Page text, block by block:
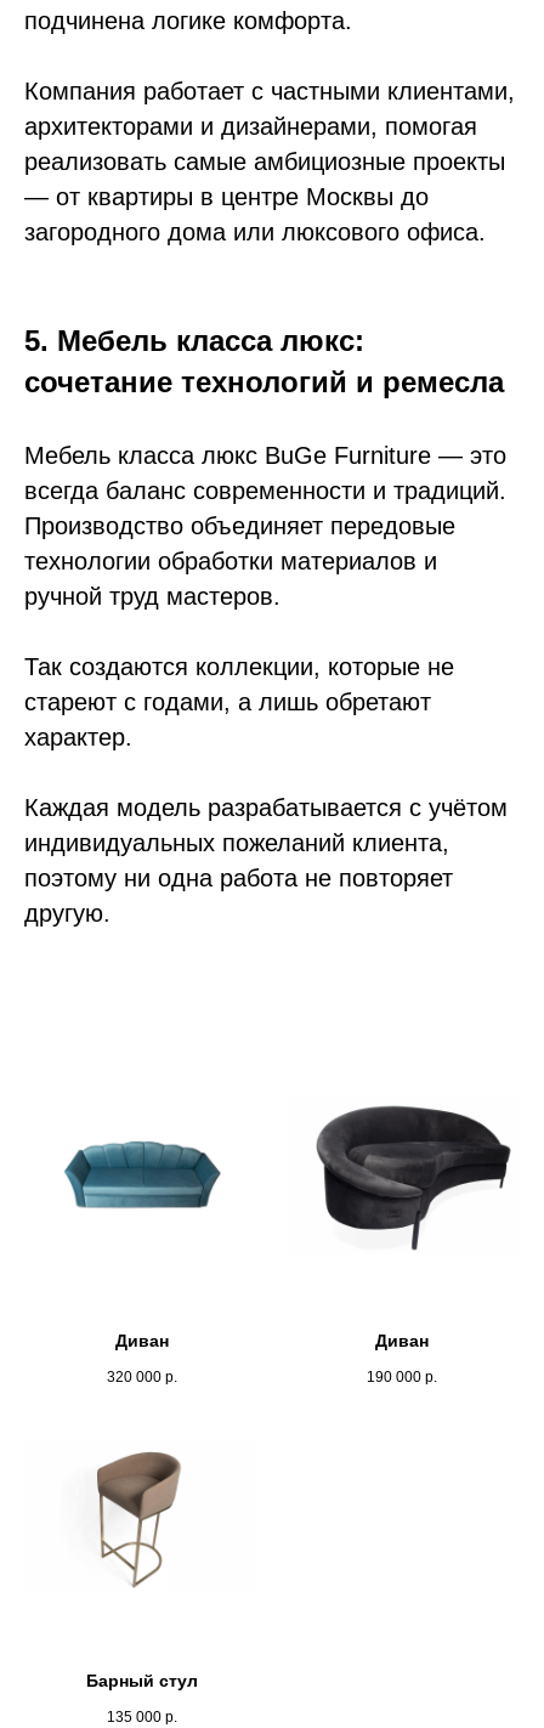
подчинена логике комфорта.
Компания работает с частными клиентами,
архитекторами и дизайнерами, помогая
реализовать самые амбициозные проекты
— от квартиры в центре Москвы до
загородного дома или люксового офиса.
5. Мебель класса люкс:
сочетание технологий и ремесла
Мебель класса люкс BuGe Furniture — это
всегда баланс современности и традиций.
Производство объединяет передовые
технологии обработки материалов и
ручной труд мастеров.
Так создаются коллекции, которые не
стареют с годами, а лишь обретают
характер.
Каждая модель разрабатывается с учётом
индивидуальных пожеланий клиента,
поэтому ни одна работа не повторяет
другую.
Диван
320 000 р.
Диван
190 000 р.
Барный стул
135 000 р.